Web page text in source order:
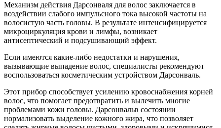
Механизм действия Дарсонваля для волос заключается в
воздействии слабого импульсного тока высокой частоты на
волосистую часть головы. В результате интенсифицируется
микроциркуляция крови и лимфы, возникает
антисептический и подсушивающий эффект.
Если имеются какие-либо недостатки и нарушения,
вызывающие выпадение волос, специалисты рекомендуют
воспользоваться косметическим устройством Дарсонваль.
Этот прибор способствует усилению кровоснабжения корней
волос, что помогает предотвратить и вылечить многие
проблемами кожи головы. Дарсонвальв состоянии
нормализовать выделение кожного жира, что позволяет